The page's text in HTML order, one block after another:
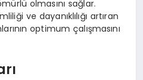
olmasını sağlar.
ve dayanıklılığı artıran
optimum çalışmasını